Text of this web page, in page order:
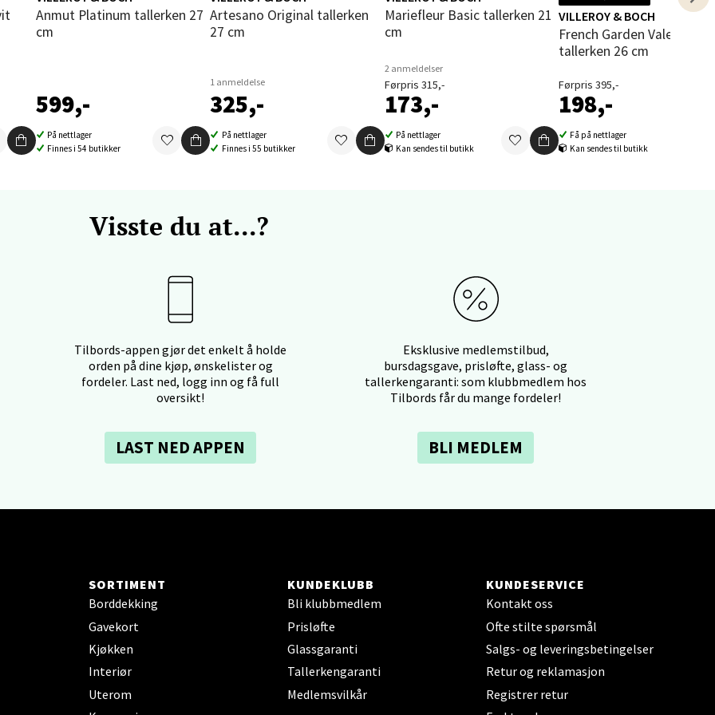
Anmut Platinum tallerken 27
cm
599,-
På nettlager
Finnes i 54 butikker
Artesano Original tallerken
27 cm
1 anmeldelse
325,-
På nettlager
Finnes i 55 butikker
Mariefleur Basic tallerken 21
cm
2 anmeldelser
Førpris 315,-
173,-
På nettlager
Kan sendes til butikk
VILLEROY & BOCH
French Garden Valence
tallerken 26 cm
Førpris 395,-
198,-
Få på nettlager
Kan sendes til butikk
Visste du at...?
Tilbords-appen gjør det enkelt å holde
orden på dine kjøp, ønskelister og
fordeler. Last ned, logg inn og få full
oversikt!
LAST NED APPEN
Eksklusive medlemstilbud,
bursdagsgave, prisløfte, glass- og
tallerkengaranti: som klubbmedlem hos
Tilbords får du mange fordeler!
BLI MEDLEM
SORTIMENT
Borddekking
Gavekort
Kjøkken
Interiør
Uterom
KUNDEKLUBB
Bli klubbmedlem
Prisløfte
Glassgaranti
Tallerkengaranti
Medlemsvilkår
KUNDESERVICE
Kontakt oss
Ofte stilte spørsmål
Salgs- og leveringsbetingelser
Retur og reklamasjon
Registrer retur
Orkanger, Orkdalsveien 113, 7300 Orkanger
- Thon Senter Sandvika
- Thon Senter Sartor
5, 7044 Trondheim
Jernbanesvingen 6, 1400 Ski